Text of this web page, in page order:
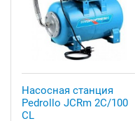
Насосная станция
Pedrollo JCRm 2C/100
CL